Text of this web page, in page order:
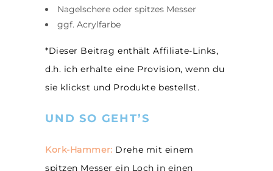
Nagelschere oder spitzes Messer
ggf. Acrylfarbe
*Dieser Beitrag enthält Affiliate-Links,
d.h. ich erhalte eine Provision, wenn du
sie klickst und Produkte bestellst.
UND SO GEHT’S
Kork-Hammer: Drehe mit einem
spitzen Messer ein Loch in einen